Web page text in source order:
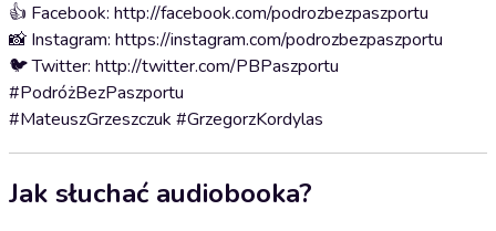
👍 Facebook: http://facebook.com/podrozbezpaszportu
📸 Instagram: https://instagram.com/podrozbezpaszportu
🐦 Twitter: http://twitter.com/PBPaszportu
#PodróżBezPaszportu
#MateuszGrzeszczuk #GrzegorzKordylas
Jak słuchać audiobooka?